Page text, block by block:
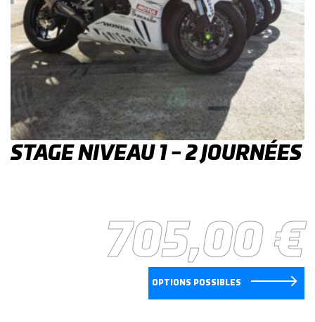
STAGE NIVEAU 1 – 2 JOURNÉES
705,00€
OPTIONS POSSIBLES